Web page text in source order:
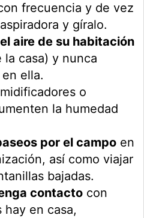
frecuencia y de vez
y gíralo.
el aire de su habitación
la casa) y nunca
ella.
o
la humedad
por el campo en
así como viajar
bajadas.
contacto con
hay en casa,